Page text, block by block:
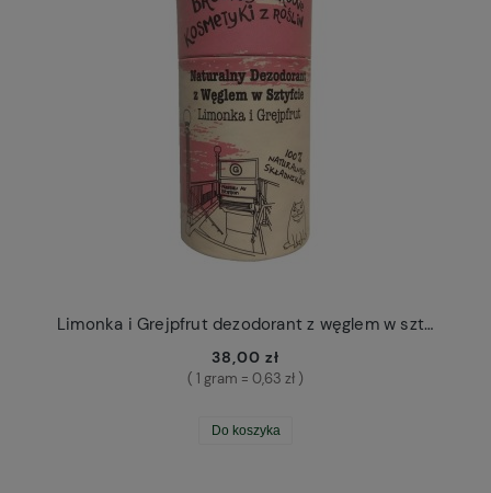
Limonka i Grejpfrut dezodorant z węglem w sztyfcie Brooklyn Groove
38,00 zł
( 1 gram = 0,63 zł )
Do koszyka